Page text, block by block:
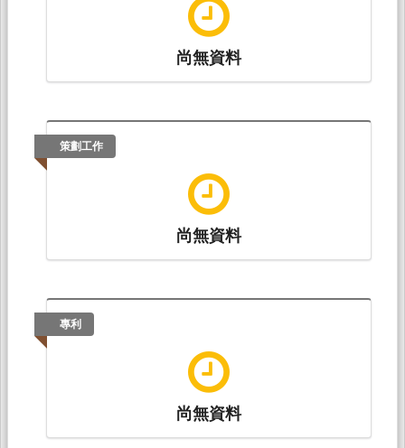
尚無資料
策劃工作
尚無資料
專利
尚無資料